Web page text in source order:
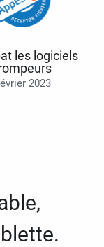
les logiciels
2023